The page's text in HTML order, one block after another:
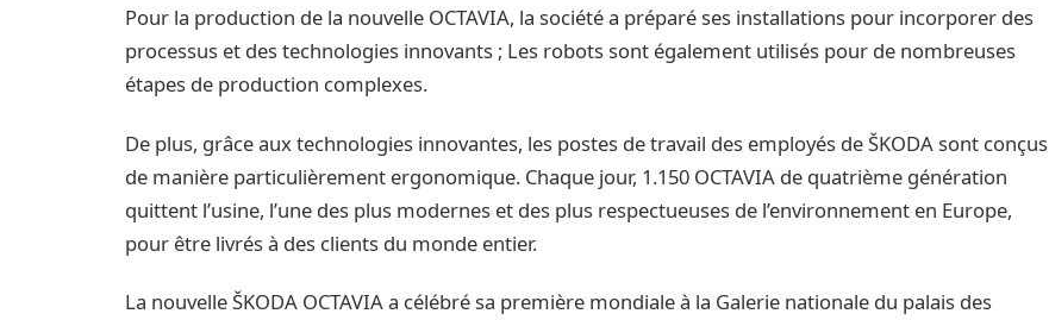
Pour la production de la nouvelle OCTAVIA, la société a préparé ses installations pour incorporer des
processus et des technologies innovants ; Les robots sont également utilisés pour de nombreuses
étapes de production complexes.
De plus, grâce aux technologies innovantes, les postes de travail des employés de ŠKODA sont conçus
de manière particulièrement ergonomique. Chaque jour, 1.150 OCTAVIA de quatrième génération
quittent l’usine, l’une des plus modernes et des plus respectueuses de l’environnement en Europe,
pour être livrés à des clients du monde entier.
La nouvelle ŠKODA OCTAVIA a célébré sa première mondiale à la Galerie nationale du palais des